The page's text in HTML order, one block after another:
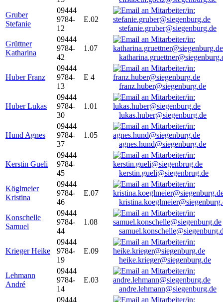
Gruber
Stefanie
09444
9784-
12
E.02
stefanie.gruber@siegenburg.de
Grüttner
Katharina
09444
9784-
42
1.07
Huber Franz
09444
9784-
13
E 4
franz.huber@siegenburg.de
Huber Lukas
09444
9784-
30
1.01
lukas.huber@siegenburg.de
Hund Agnes
09444
9784-
37
1.05
agnes.hund@siegenburg.de
Kerstin Gueli
09444
9784-
45
kerstin.gueli@siegenbrug.de
Köglmeier
Kristina
09444
9784-
46
E.07
Konschelle
Samuel
09444
9784-
44
1.08
Krieger Heike
09444
9784-
19
E.09
heike.krieger@siegenburg.de
Lehmann
André
09444
9784-
14
E.03
andre.lehmann@siegenburg.de
09444